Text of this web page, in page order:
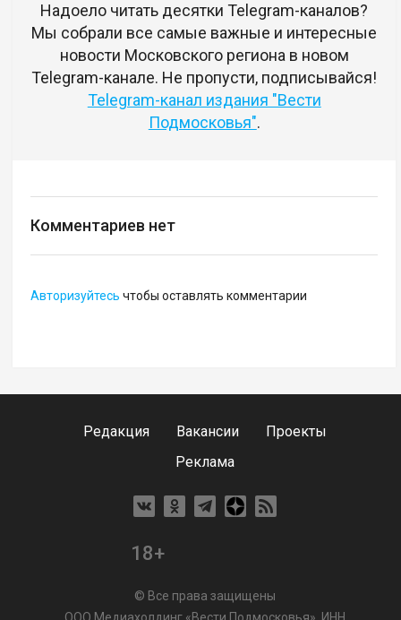
Надоело читать десятки Telegram-каналов?
Мы собрали все самые важные и интересные
новости Московского региона в новом
Telegram-канале. Не пропусти, подписывайся!
Telegram-канал издания "Вести
Подмосковья".
Комментариев нет
Авторизуйтесь чтобы оставлять комментарии
Редакция Вакансии
Проекты
Реклама
18+
© Все права защищены